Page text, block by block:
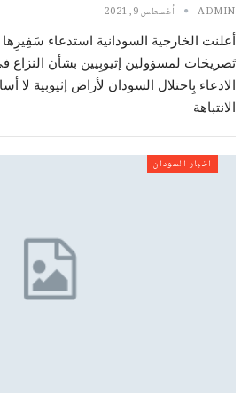
ADMIN أغسطس 9, 2021
أعلنت الخارجية السودانية استدعاء سَفِيرِها
تَصريحَات لمسؤولين إثيوبِيين بشأن النزاع
الادعاء بِاحتلال السودان لأراض إثيوبية
الانتباهة
اخبار السودان